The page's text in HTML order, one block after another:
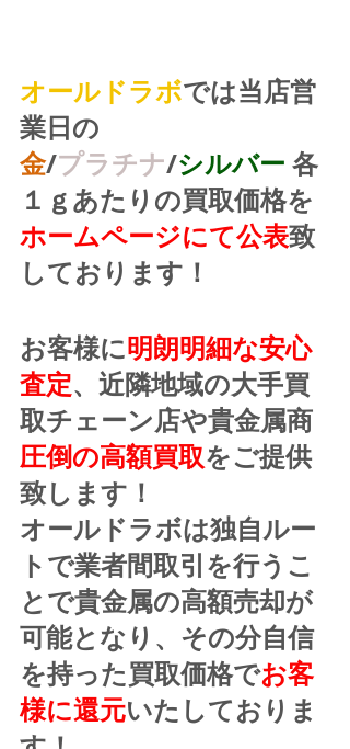
オールドラボでは当店営
業日の
金/プラチナ/シルバー 各
１ｇあたりの買取価格を
ホームページにて公表致
しております！
お客様に明朗明細な安心
査定、近隣地域の大手買
取チェーン店や貴金属商
圧倒の高額買取をご提供
致します！
オールドラボは独自ルー
トで業者間取引を行うこ
とで貴金属の高額売却が
可能となり、その分自信
を持った買取価格でお客
様に還元いたしておりま